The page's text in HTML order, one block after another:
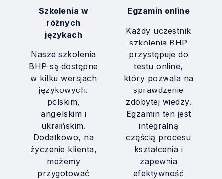
Szkolenia w
różnych
językach
Nasze szkolenia
BHP są dostępne
w kilku wersjach
językowych:
polskim,
angielskim i
ukraińskim.
Dodatkowo, na
życzenie klienta,
możemy
przygotować
Egzamin online
Każdy uczestnik
szkolenia BHP
przystępuje do
testu online,
który pozwala na
sprawdzenie
zdobytej wiedzy.
Egzamin ten jest
integralną
częścią procesu
kształcenia i
zapewnia
efektywność